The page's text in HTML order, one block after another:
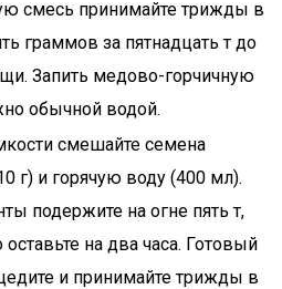
смесь принимайте трижды в
граммов за пятнадцать т до
Запить медово-горчичную
обычной водой.
смешайте семена
г) и горячую воду (400 мл).
подержите на огне пять т,
оставьте на два часа. Готовый
и принимайте трижды в